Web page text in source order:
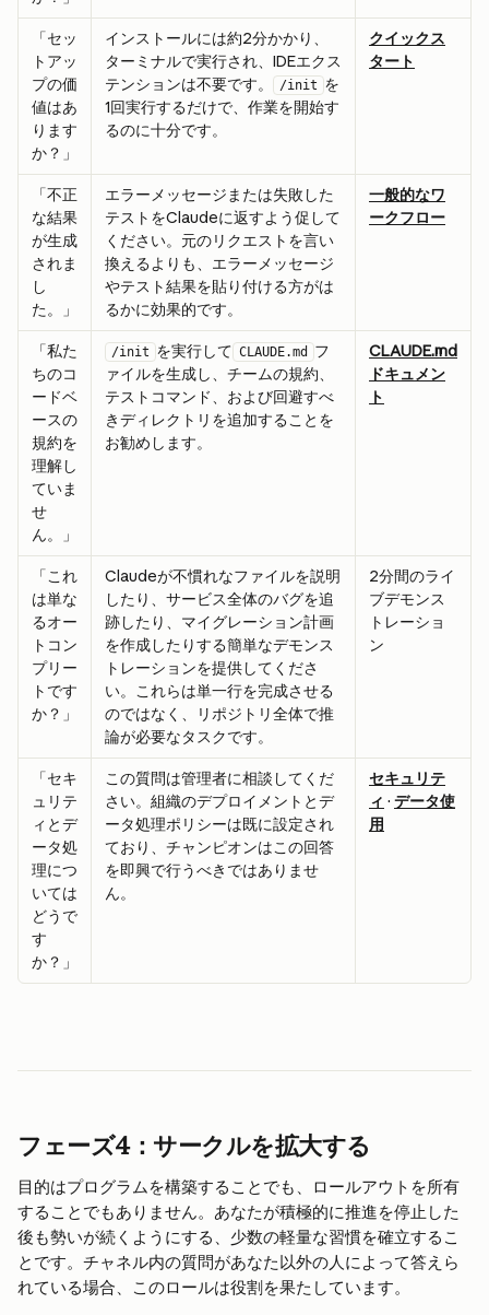
「セッ
トアッ
プの価
値はあ
ります
か？」
インストールには約2分かかり、
ターミナルで実行され、IDEエクス
テンションは不要です。
/init を
1回実行するだけで、作業を開始す
るのに十分です。
クイックス
タート
「不正
な結果
が生成
されま
し
た。」
エラーメッセージまたは失敗した
テストをClaudeに返すよう促して
ください。元のリクエストを言い
換えるよりも、エラーメッセージ
やテスト結果を貼り付ける方がは
るかに効果的です。
一般的なワ
ークフロー
「私た
ちのコ
ードベ
ースの
規約を
理解し
ていま
せ
ん。」
/init を実行して CLAUDE.md
フ
ァイルを生成し、チームの規約、
テストコマンド、および回避すべ
きディレクトリを追加することを
お勧めします。
CLAUDE.md
ドキュメン
ト
「これ
は単な
るオー
トコン
プリー
トです
か？」
Claudeが不慣れなファイルを説明
したり、サービス全体のバグを追
跡したり、マイグレーション計画
を作成したりする簡単なデモンス
トレーションを提供してくださ
い。これらは単一行を完成させる
のではなく、リポジトリ全体で推
論が必要なタスクです。
2分間のライ
ブデモンス
トレーショ
ン
「セキ
ュリテ
ィとデ
ータ処
理につ
いては
どうで
す
か？」
この質問は管理者に相談してくだ
さい。組織のデプロイメントとデ
ータ処理ポリシーは既に設定され
ており、チャンピオンはこの回答
を即興で行うべきではありませ
ん。
セキュリテ
ィ · データ使
用
フェーズ4：サークルを拡大する
目的はプログラムを構築することでも、ロールアウトを所有
することでもありません。あなたが積極的に推進を停止した
後も勢いが続くようにする、少数の軽量な習慣を確立するこ
とです。チャネル内の質問があなた以外の人によって答えら
れている場合、このロールは役割を果たしています。